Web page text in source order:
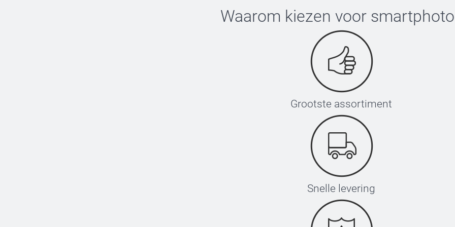
Waarom kiezen voor smartphoto
Grootste assortiment
Snelle levering